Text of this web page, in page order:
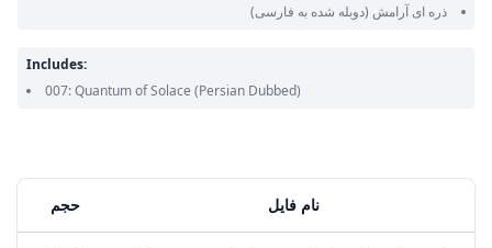
نام فایل حجم
ذره ای آرامش (دوبله شده به فارسی)
Includes:
007: Quantum of Solace (Persian Dubbed)